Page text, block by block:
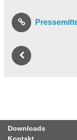
Downloads